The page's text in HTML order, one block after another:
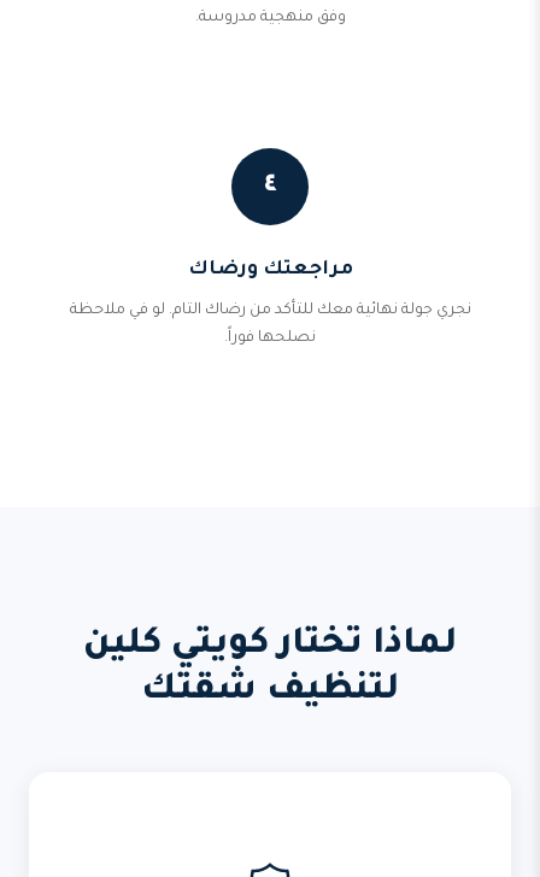
وفق منهجية مدروسة.
٤
مراجعتك ورضاك
نجري جولة نهائية معك للتأكد من رضاك التام. لو في ملاحظة
نصلحها فوراً.
لماذا تختار كويتي كلين
لتنظيف شقتك